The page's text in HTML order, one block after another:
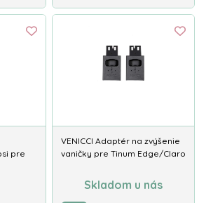
moderný vzhľad s
je kladený na jednoduché
komfortné odpruženie a
nájdete aktuálnu ponuku kočíkov a
pre
VENICCI Adaptér na zvýšenie
vaničky pre Tinum Edge/Claro
Skladom u nás